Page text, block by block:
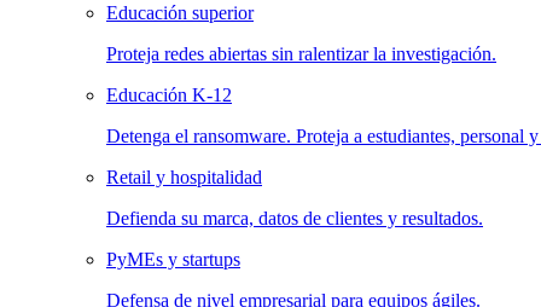
Educación superior
Proteja redes abiertas sin ralentizar la investigación.
Educación K-12
Detenga el ransomware. Proteja a estudiantes, personal y
Retail y hospitalidad
Defienda su marca, datos de clientes y resultados.
PyMEs y startups
Defensa de nivel empresarial para equipos ágiles.